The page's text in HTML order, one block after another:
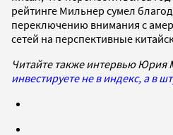
рейтинге Мильнер сумел
переключению внимания с
сетей на перспективные
Читайте также интервью Юрия
инвестируете не в индекс, а в